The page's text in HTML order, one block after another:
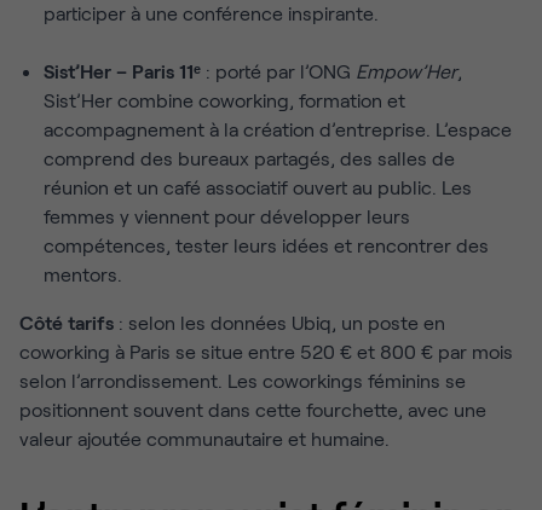
participer à une conférence inspirante.
Sist’Her – Paris 11ᵉ : porté par l’ONG Empow’Her,
Sist’Her combine coworking, formation et
accompagnement à la création d’entreprise. L’espace
comprend des bureaux partagés, des salles de
réunion et un café associatif ouvert au public. Les
femmes y viennent pour développer leurs
compétences, tester leurs idées et rencontrer des
mentors.
Côté tarifs : selon les données Ubiq, un poste en
coworking à Paris se situe entre 520 € et 800 € par mois
selon l’arrondissement. Les coworkings féminins se
positionnent souvent dans cette fourchette, avec une
valeur ajoutée communautaire et humaine.